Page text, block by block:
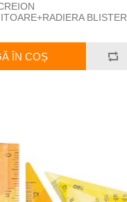
BLISTER
ÎN COȘ